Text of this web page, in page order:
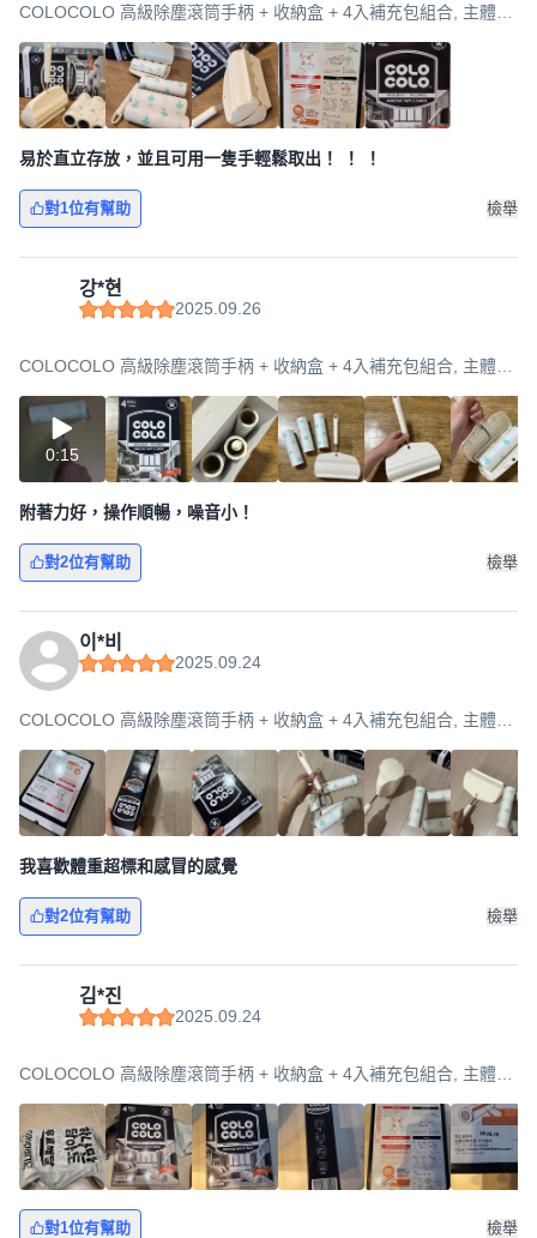
COLOCOLO 高級除塵滾筒手柄 + 收納盒 + 4入補充包組合, 主體
易於直立存放，並且可用一隻手輕鬆取出！ ！ ！
對1位有幫助 檢舉
강*현
2025.09.26
COLOCOLO 高級除塵滾筒手柄 + 收納盒 + 4入補充包組合, 主體
0:15
附著力好，操作順暢，噪音小！
對2位有幫助 檢舉
이*비
2025.09.24
COLOCOLO 高級除塵滾筒手柄 + 收納盒 + 4入補充包組合, 主體
我喜歡體重超標和感冒的感覺
對2位有幫助 檢舉
김*진
2025.09.24
COLOCOLO 高級除塵滾筒手柄 + 收納盒 + 4入補充包組合, 主體
對1位有幫助 檢舉